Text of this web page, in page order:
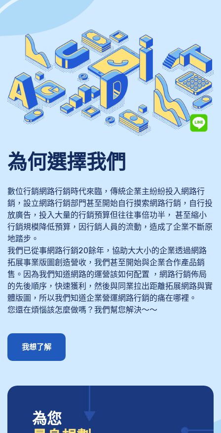
為何選擇我們
數位行銷網路行銷時代來臨，傳統企業主紛紛投入網路行
銷，設立網路行銷部門甚至開始自行摸索網路行銷，自行投
放廣告，投入大量的行銷預算但往往事倍功半， 甚至縮小
行銷規模降低預算，因行銷人員的流動，造成了企業不斷原
地踏步。
我們已從事網路行銷20餘年，協助大大小的企業透過網路
拓展事業版圖創造營收，我們甚至開始與企業合作產品銷
售。因為我們知道網路的運營該如何配置 ，網路行銷佈局
的先後順序，快速獲利，然後與同業拉出距離拓展網路與實
體版圖，所以我們知道企業營運網路行銷的痛在哪裡。
您還在煩惱該怎麼做嗎？我們幫您解決～～
我想了解
為您